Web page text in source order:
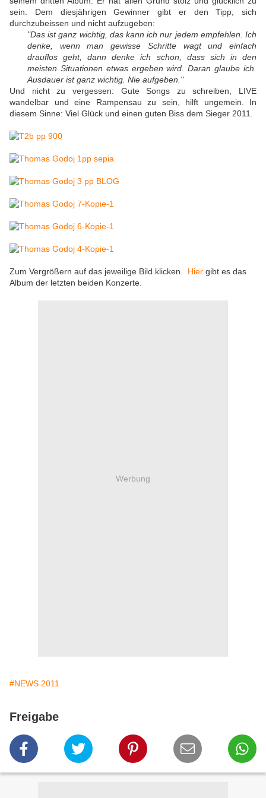
sein. Dem diesjährigen Gewinner gibt er den Tipp, sich
durchzubeissen und nicht aufzugeben:
"Das ist ganz wichtig, das kann ich nur jedem empfehlen. Ich
denke, wenn man gewisse Schritte wagt und einfach
drauflos geht, dann denke ich schon, dass sich in den
meisten Situationen etwas ergeben wird. Daran glaube ich.
Ausdauer ist ganz wichtig. Nie aufgeben."
Und nicht zu vergessen: Gute Songs zu schreiben, LIVE
wandelbar und eine Rampensau zu sein, hilft ungemein. In
diesem Sinne: Viel Glück und einen guten Biss dem Sieger 2011.
Zum Vergrößern auf das jeweilige Bild klicken. Hier gibt es das
Album der letzten beiden Konzerte.
Werbung
#NEWS 2011
Freigabe